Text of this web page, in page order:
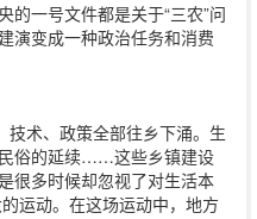
的一号文件都是关于“三农”问
演变成一种政治任务和消费
术、政策全部往乡下涌。生
俗的延续……这些乡镇建设
很多时候却忽视了对生活本
运动。在这场运动中，地方